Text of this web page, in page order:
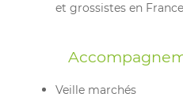
et grossistes en
Veille marchés